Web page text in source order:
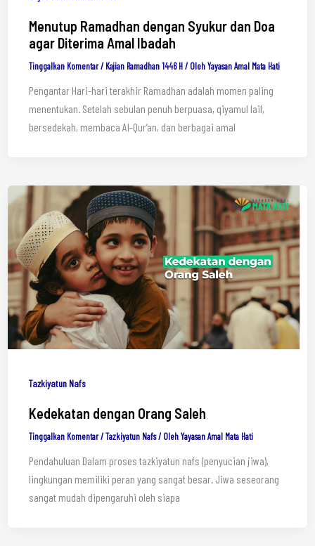
Menutup Ramadhan dengan Syukur dan Doa
agar Diterima Amal Ibadah
Tinggalkan Komentar / Kajian Ramadhan 1446 H/ OlehYayasan Amal Mata Hati
Pengantar Hari-hari terakhir Ramadhan adalah momen paling
menentukan. Setelah sebulan penuh berpuasa, qiyamul lail,
bersedekah, membaca Al-Qur’an, dan berbagai amal
Tazkiyatun Nafs
Kedekatan dengan Orang Saleh
Tinggalkan Komentar /Tazkiyatun Nafs/ OlehYayasan Amal Mata Hati
Pendahuluan Dalam proses tazkiyatun nafs (penyucian jiwa),
lingkungan memiliki peran yang sangat besar. Jiwa seseorang
sangat mudah dipengaruhi oleh siapa